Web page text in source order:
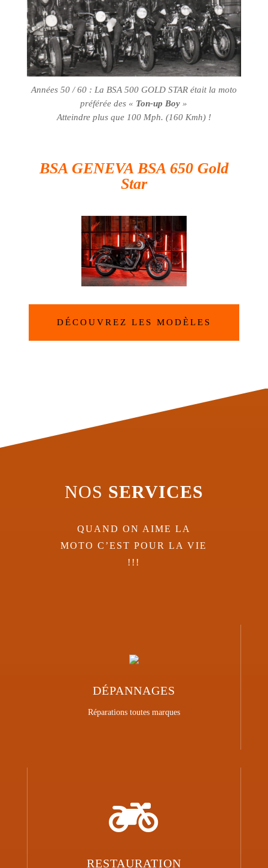
Années 50 / 60 : La BSA 500 GOLD STAR était la moto
préférée des « Ton-up Boy»
Atteindre plus que 100 Mph. (160 Kmh) !
BSA GENEVA BSA 650 Gold
Star
DÉCOUVREZ LES MODÈLES
NOS SERVICES
QUAND ON AIME LA
MOTO C’EST POUR LA VIE
!!!
DÉPANNAGES
Réparations toutes marques

RESTAURATION